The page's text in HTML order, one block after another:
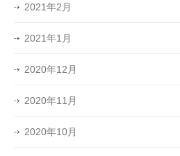
2021年2月
2021年1月
2020年12月
2020年11月
2020年10月